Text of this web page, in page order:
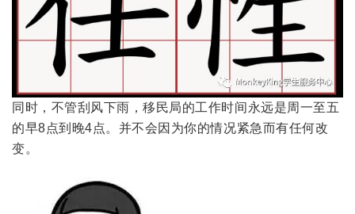
同时，不管刮风下雨，移民局的工作时间永远是周一至五
的早8点到晚4点。并不会因为你的情况紧急而有任何改
变。